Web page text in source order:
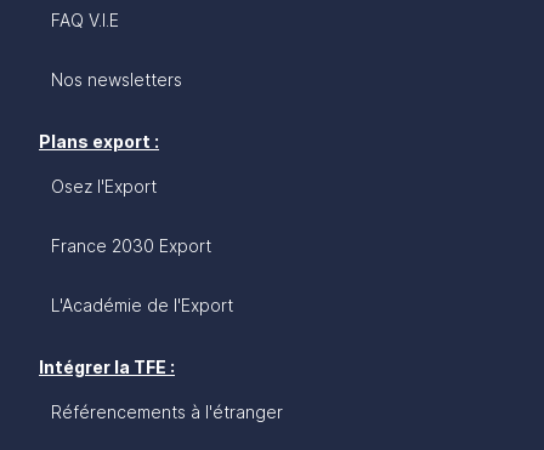
FAQ V.I.E
Nos newsletters
Plans export :
Osez l'Export
France 2030 Export
L'Académie de l'Export
Intégrer la TFE :
Référencements à l'étranger